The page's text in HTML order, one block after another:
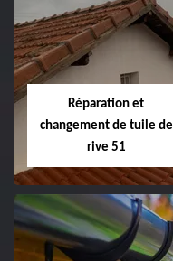
Peinture sur tuile
et toiture 51
Marne
Réparation et
changement de tuile de
rive 51